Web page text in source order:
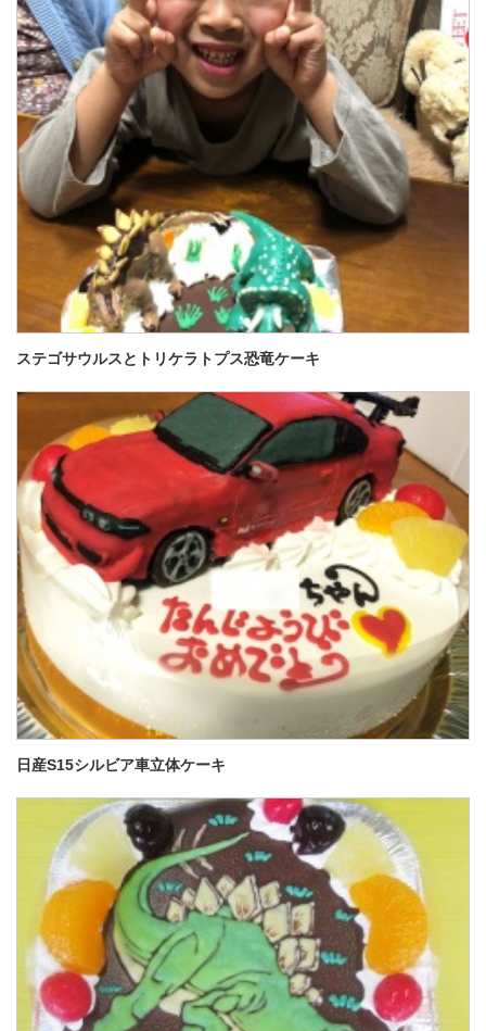
ステゴサウルスとトリケラトプス恐竜ケーキ
日産S15シルビア車立体ケーキ